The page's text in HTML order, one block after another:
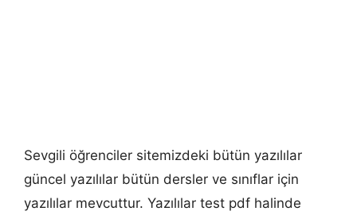
Sevgili öğrenciler sitemizdeki bütün yazılılar
güncel yazılılar bütün dersler ve sınıflar için
yazılılar mevcuttur. Yazılılar test pdf halinde